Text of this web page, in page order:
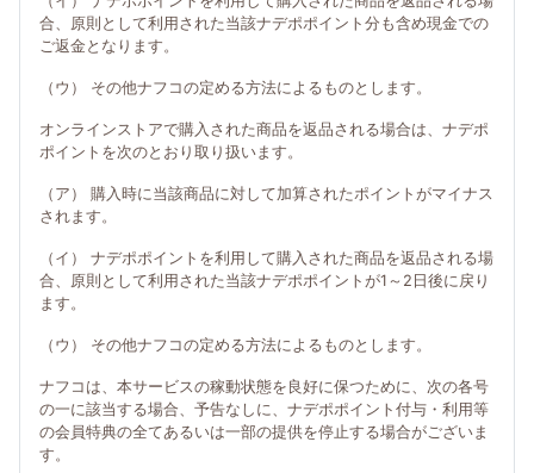
合、原則として利用された当該ナデポポイント分も含め現金での
ご返金となります。
（ウ） その他ナフコの定める方法によるものとします。
オンラインストアで購入された商品を返品される場合は、ナデポ
ポイントを次のとおり取り扱います。
（ア） 購入時に当該商品に対して加算されたポイントがマイナス
されます。
（イ） ナデポポイントを利用して購入された商品を返品される場
合、原則として利用された当該ナデポポイントが1～2日後に戻り
ます。
（ウ） その他ナフコの定める方法によるものとします。
ナフコは、本サービスの稼動状態を良好に保つために、次の各号
の一に該当する場合、予告なしに、ナデポポイント付与・利用等
の会員特典の全てあるいは一部の提供を停止する場合がございま
す。